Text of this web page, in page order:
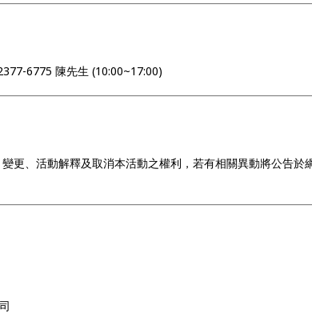
6775 陳先生 (10:00~17:00)
更、活動解釋及取消本活動之權利，若有相關異動將公告於